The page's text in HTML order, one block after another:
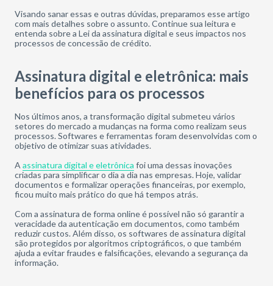
Visando sanar essas e outras dúvidas, preparamos esse artigo
com mais detalhes sobre o assunto. Continue sua leitura e
entenda sobre a Lei da assinatura digital e seus impactos nos
processos de concessão de crédito.
Assinatura digital e eletrônica: mais
benefícios para os processos
Nos últimos anos, a transformação digital submeteu vários
setores do mercado a mudanças na forma como realizam seus
processos. Softwares e ferramentas foram desenvolvidas com o
objetivo de otimizar suas atividades.
A assinatura digital e eletrônica foi uma dessas inovações
criadas para simplificar o dia a dia nas empresas. Hoje, validar
documentos e formalizar operações financeiras, por exemplo,
ficou muito mais prático do que há tempos atrás.
Com a assinatura de forma online é possível não só garantir a
veracidade da autenticação em documentos, como também
reduzir custos. Além disso, os softwares de assinatura digital
são protegidos por algoritmos criptográficos, o que também
ajuda a evitar fraudes e falsificações, elevando a segurança da
informação.